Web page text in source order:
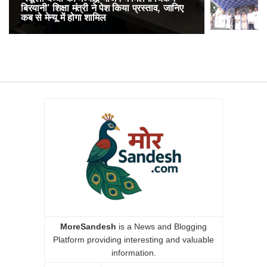
बिरयानी’ शिक्षा मंत्री ने पेश किया प्रस्ताव, जानिए
कब से मेन्यू में होगा शामिल
लोकप्रिय,
अनारक्षित
MoreSandesh is a News and Blogging
Platform providing interesting and valuable
information.